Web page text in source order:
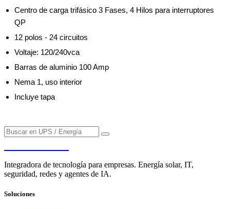
Centro de carga trifásico 3 Fases, 4 Hilos para interruptores
QP
12 polos - 24 circuitos
Voltaje: 120/240vca
Barras de aluminio 100 Amp
Nema 1, uso interior
Incluye tapa
Integradora de tecnología para empresas. Energía solar, IT,
seguridad, redes y agentes de IA.
Soluciones